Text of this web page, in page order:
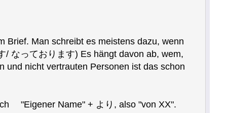
Brief. Man schreibt es meistens dazu, wenn
なっております) Es hängt davon ab, wem,
und nicht vertrauten Personen ist das schon
"Eigener Name" + より, also "von XX".